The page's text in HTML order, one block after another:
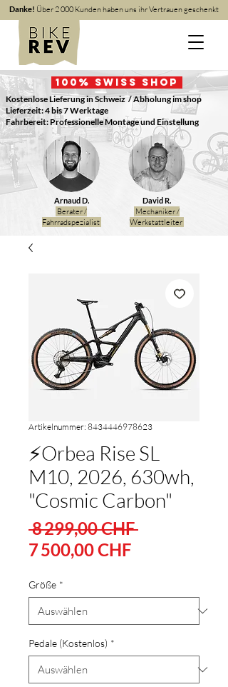
Danke! Über 2 000 Kunden haben uns ihr Vertrauen geschenkt
100 % Swiss Shop
Kostenlose Lieferung in Schweiz / Abholung im shop
Lieferzeit: 4 bis 7 Werktage
Fahrbereit: Professionelle Montage und Einstellung
Arnaud D.
Berater /
Fahrradspezialist
David R.
Mechaniker /
Werkstattleiter
Artikelnummer: 8434446978623
⚡Orbea Rise SL
M10, 2026, 630wh,
"Cosmic Carbon"
8 299,00 CHF
7 500,00 CHFSale-
Größe *
Pedale (Kostenlos) *